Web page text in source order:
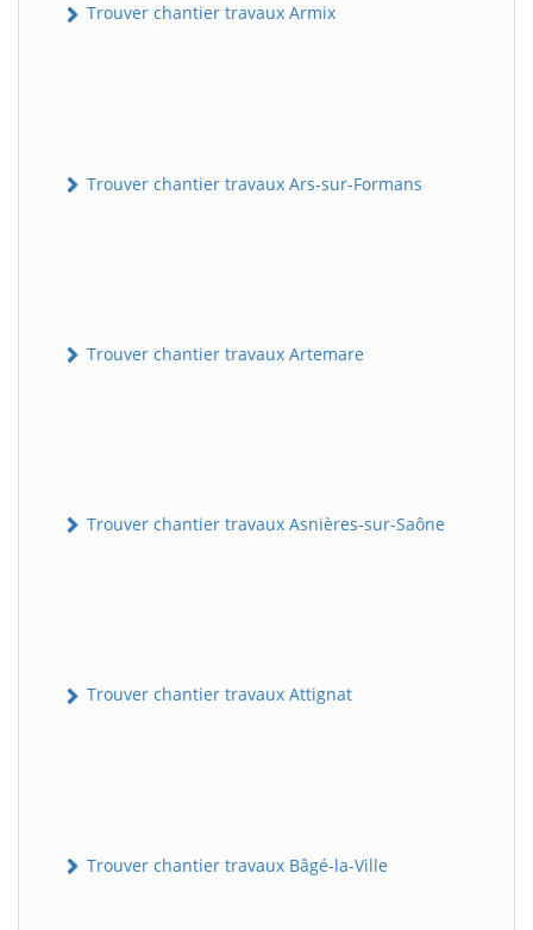
Trouver chantier travaux Armix
Trouver chantier travaux Ars-sur-Formans
Trouver chantier travaux Artemare
Trouver chantier travaux Asnières-sur-Saône
Trouver chantier travaux Attignat
Trouver chantier travaux Bâgé-la-Ville